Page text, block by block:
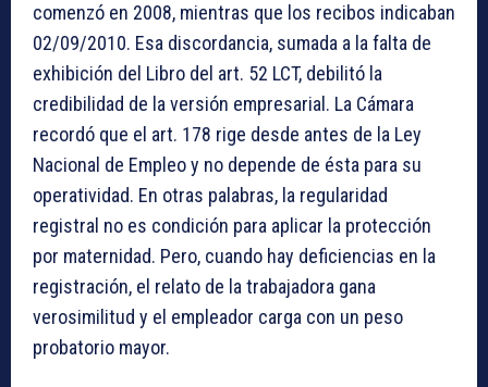
comenzó en 2008, mientras que los recibos indicaban
02/09/2010. Esa discordancia, sumada a la falta de
exhibición del Libro del art. 52 LCT, debilitó la
credibilidad de la versión empresarial. La Cámara
recordó que el art. 178 rige desde antes de la Ley
Nacional de Empleo y no depende de ésta para su
operatividad. En otras palabras, la regularidad
registral no es condición para aplicar la protección
por maternidad. Pero, cuando hay deficiencias en la
registración, el relato de la trabajadora gana
verosimilitud y el empleador carga con un peso
probatorio mayor.